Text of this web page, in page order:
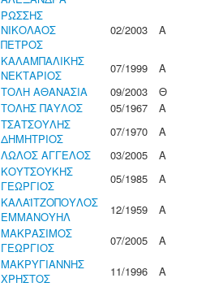
ΡΩΣΣΗΣ
ΝΙΚΟΛΑΟΣ
ΠΕΤΡΟΣ
02/2003 Α
ΚΑΛΑΜΠΑΛΙΚΗΣ
ΝΕΚΤΑΡΙΟΣ
07/1999
Α
ΤΟΛΗ ΑΘΑΝΑΣΙΑ 09/2003
Θ
ΤΟΛΗΣ ΠΑΥΛΟΣ 05/1967
Α
ΤΣΑΤΣΟΥΛΗΣ
ΔΗΜΗΤΡΙΟΣ
07/1970
Α
ΛΩΛΟΣ ΑΓΓΕΛΟΣ 03/2005
Α
ΚΟΥΤΣΟΥΚΗΣ
ΓΕΩΡΓΙΟΣ
05/1985
Α
ΚΑΛΑΪΤΖΟΠΟΥΛΟΣ
ΕΜΜΑΝΟΥΗΛ
12/1959
Α
ΜΑΚΡΑΣΙΜΟΣ
ΓΕΩΡΓΙΟΣ
07/2005
Α
ΜΑΚΡΥΓΙΑΝΝΗΣ
ΧΡΗΣΤΟΣ
11/1996
Α